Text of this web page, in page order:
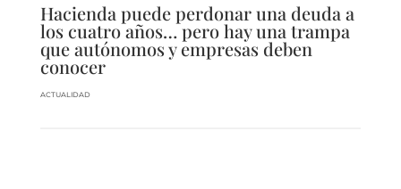
Hacienda puede perdonar una deuda a
los cuatro años… pero hay una trampa
que autónomos y empresas deben
conocer
ACTUALIDAD